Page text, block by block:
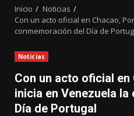
Inicio
Noticias
Con un acto oficial en Chacao,
conmemoración del Día de
Noticias
Con un acto oficial
inicia en Venezuela
Día de Portugal